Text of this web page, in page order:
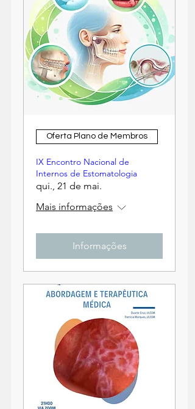
Oferta Plano de Membros
IX Encontro Nacional de
Internos de Estomatologia
qui., 21 de mai.
Mais informações
Informações